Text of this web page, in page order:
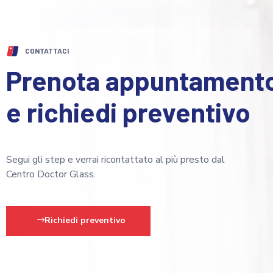
CONTATTACI
Prenota
e richiedi preventivo
Segui gli step e verrai ricontattato al più presto dal
Centro Doctor Glass.
Richiedi preventivo